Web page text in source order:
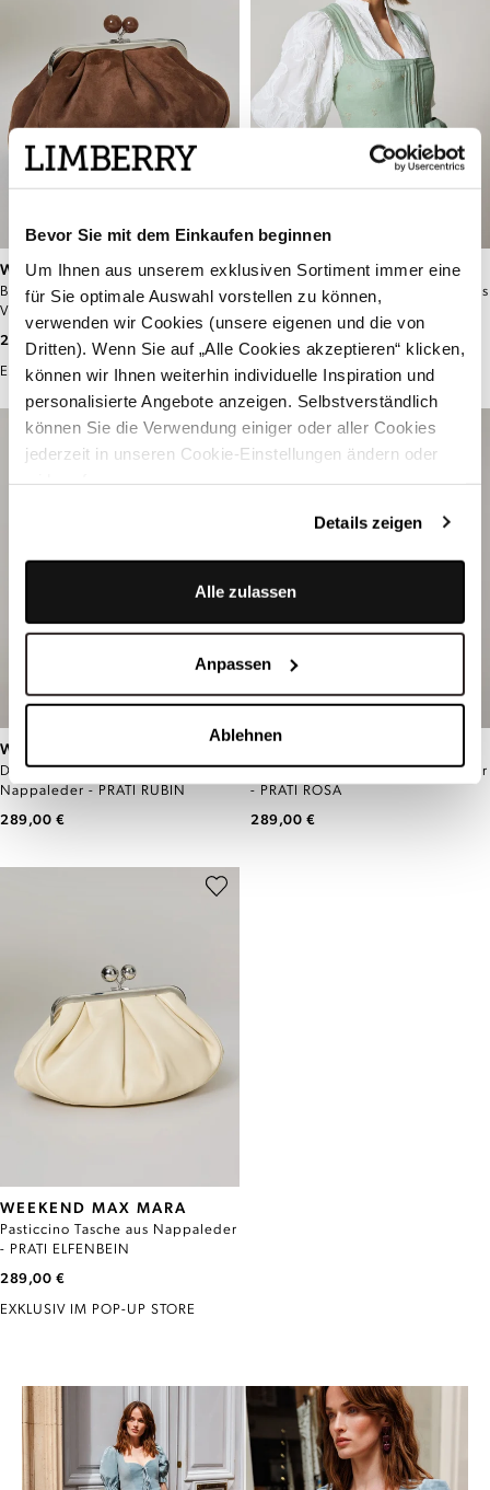
Bevor Sie mit dem Einkaufen beginnen
Um Ihnen aus unserem exklusiven Sortiment immer eine
für Sie optimale Auswahl vorstellen zu können,
verwenden wir Cookies (unsere eigenen und die von
Dritten). Wenn Sie auf „Alle Cookies akzeptieren“ klicken,
können wir Ihnen weiterhin individuelle Inspiration und
personalisierte Angebote anzeigen. Selbstverständlich
können Sie die Verwendung einiger oder aller Cookies
jederzeit in unseren Cookie-Einstellungen ändern oder
Details zeigen
Alle zulassen
Anpassen
Ablehnen
WEEKEND MAX MARA
Braune Pasticcino Tasche aus
Veloursleder - VALOIS
SCHOKOLADE
269,00 €
EXKLUSIV IM POP-UP STORE
WEEKEND MAX MARA
Salbeigrüne Pasticcino Tasche aus
289,00 €
EXKLUSIV IM POP-UP STORE
WEEKEND MAX MARA
Dunkelrote Pasticcino Tasche aus
Nappaleder - PRATI RUBIN
289,00 €
Pasticcino Tasche aus Nappaleder
- PRATI ROSA
289,00 €
WEEKEND MAX MARA
Pasticcino Tasche aus Nappaleder
- PRATI ELFENBEIN
289,00 €
EXKLUSIV IM POP-UP STORE